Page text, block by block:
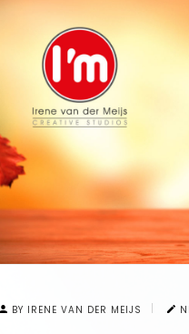
BY IRENE VAN DER MEIJS